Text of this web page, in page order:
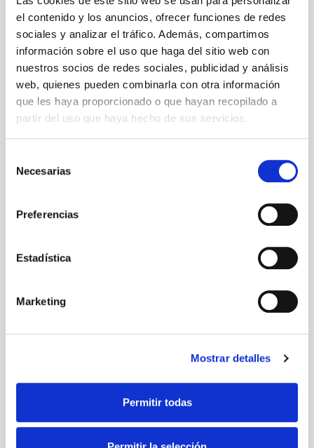
el contenido y los anuncios, ofrecer funciones de redes
sociales y analizar el tráfico. Además, compartimos
información sobre el uso que haga del sitio web con
nuestros socios de redes sociales, publicidad y análisis
web, quienes pueden combinarla con otra información
que les haya proporcionado o que hayan recopilado a
partir del uso que haya hecho de sus servicios.
Necesarias
Preferencias
Estadística
Marketing
Mostrar detalles
Permitir todas
Descubre nuestro
stock
VER MÁS STOCK
Volkswagen
122cv Automático Diésel